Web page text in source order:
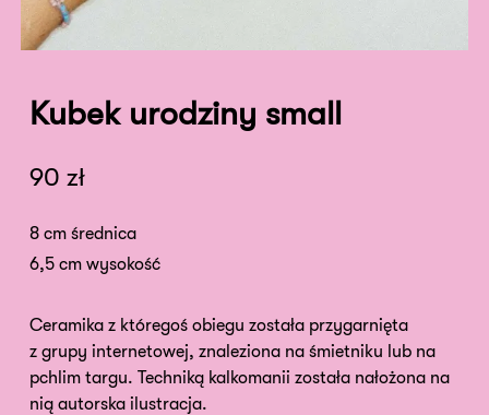
Kubek urodziny small
90 zł
8 cm średnica
6,5 cm wysokość
Ceramika z któregoś obiegu została przygarnięta
z grupy internetowej, znaleziona na śmietniku lub na
pchlim targu. Techniką kalkomanii została nałożona na
nią autorska ilustracja.